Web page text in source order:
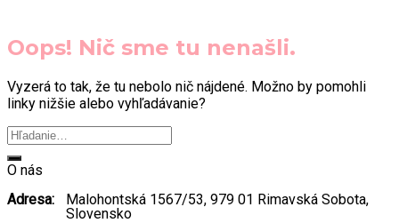
Oops! Nič sme tu nenašli.
Vyzerá to tak, že tu nebolo nič nájdené. Možno by pomohli
linky nižšie alebo vyhľadávanie?
O nás
Adresa:
Malohontská 1567/53, 979 01 Rimavská Sobota,
Slovensko